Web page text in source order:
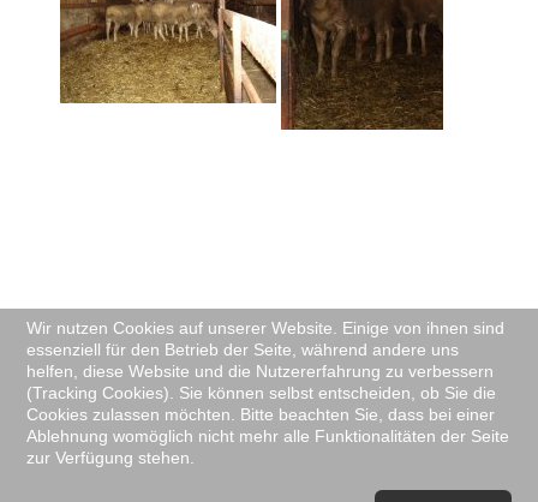
Wir nutzen Cookies auf unserer Website. Einige von ihnen sind
essenziell für den Betrieb der Seite, während andere uns
helfen, diese Website und die Nutzererfahrung zu verbessern
(Tracking Cookies). Sie können selbst entscheiden, ob Sie die
Cookies zulassen möchten. Bitte beachten Sie, dass bei einer
Ablehnung womöglich nicht mehr alle Funktionalitäten der Seite
zur Verfügung stehen.